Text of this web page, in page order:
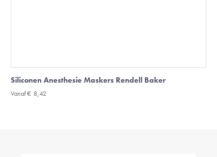
Siliconen Anesthesie Maskers Rendell Baker
Vanaf€ 8,42